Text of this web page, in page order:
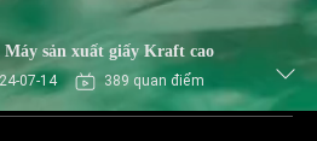
sản xuất giấy Kraft cao
07-14 389 quan điểm